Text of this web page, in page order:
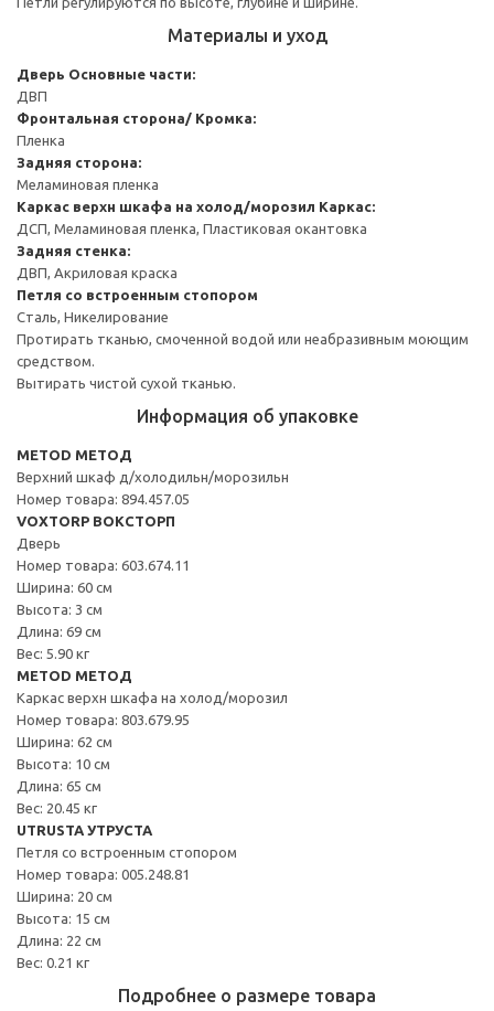
Материалы и уход
Дверь Основные части:
ДВП
Фронтальная сторона/ Кромка:
Пленка
Задняя сторона:
Меламиновая пленка
Каркас верхн шкафа на холод/морозил Каркас:
ДСП, Меламиновая пленка, Пластиковая окантовка
Задняя стенка:
ДВП, Акриловая краска
Петля со встроенным стопором
Сталь, Никелирование
Протирать тканью, смоченной водой или неабразивным моющим
средством.
Вытирать чистой сухой тканью.
Информация об упаковке
METOD МЕТОД
Верхний шкаф д/холодильн/морозильн
Номер товара: 894.457.05
VOXTORP ВОКСТОРП
Дверь
Номер товара: 603.674.11
Ширина: 60 см
Высота: 3 см
Длина: 69 см
Вес: 5.90 кг
METOD МЕТОД
Каркас верхн шкафа на холод/морозил
Номер товара: 803.679.95
Ширина: 62 см
Высота: 10 см
Длина: 65 см
Вес: 20.45 кг
UTRUSTA УТРУСТА
Петля со встроенным стопором
Номер товара: 005.248.81
Ширина: 20 см
Высота: 15 см
Длина: 22 см
Вес: 0.21 кг
Подробнее о размере товара